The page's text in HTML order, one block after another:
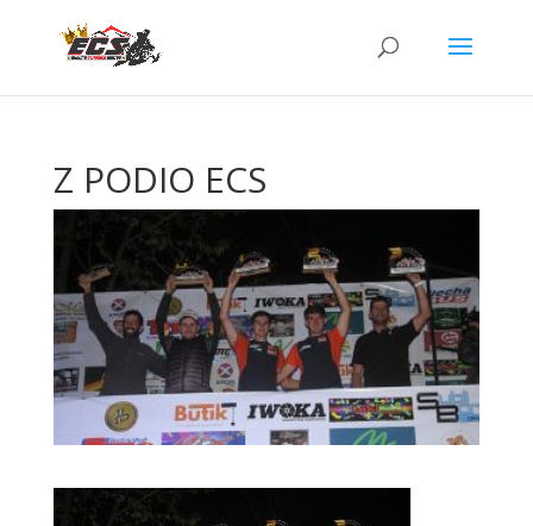
Z PODIO ECS